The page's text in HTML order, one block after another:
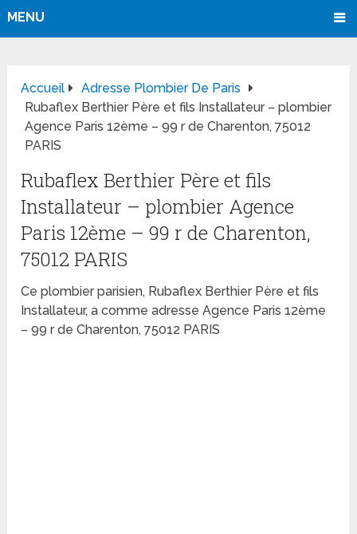
MENU
Accueil
Adresse Plombier De Paris
Rubaflex Berthier Père et fils Installateur – plombier
Agence Paris 12ème – 99 r de Charenton, 75012
PARIS
Rubaflex Berthier Père et fils
Installateur – plombier Agence
Paris 12ème – 99 r de Charenton,
75012 PARIS
Ce plombier parisien, Rubaflex Berthier Père et fils
Installateur, a comme adresse Agence Paris 12ème
– 99 r de Charenton, 75012 PARIS